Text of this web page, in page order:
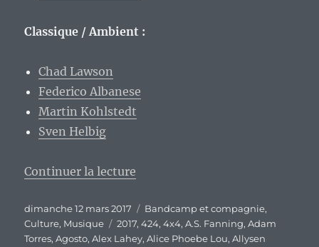
Classique / Ambient :
Chad Lawson
Federico Albanese
Martin Kohlstedt
Sven Helbig
Continuer la lecture
Publié
le
dimanche 12 mars 2017 Catégories
Bandcamp et compagnie,
Culture, Musique Étiquettes
2017,424,4x4,A.S. Fanning,Adam
Torres,Agosto,Alex Lahey,Alice Phoebe Lou,Allysen